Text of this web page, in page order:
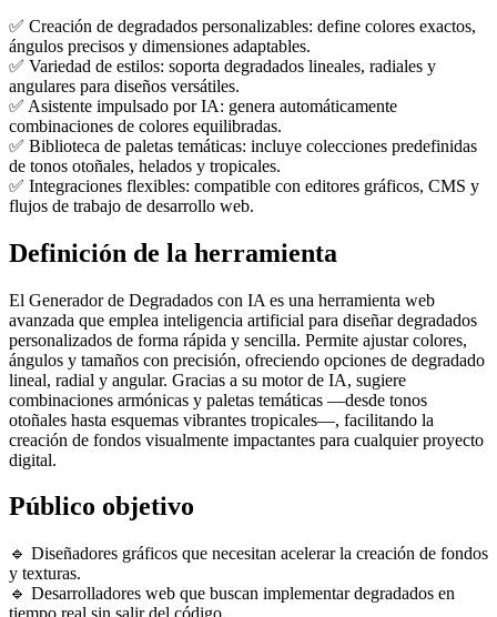
✅ Creación de degradados personalizables: define colores exactos,
ángulos precisos y dimensiones adaptables.
✅ Variedad de estilos: soporta degradados lineales, radiales y
angulares para diseños versátiles.
✅ Asistente impulsado por IA: genera automáticamente
combinaciones de colores equilibradas.
✅ Biblioteca de paletas temáticas: incluye colecciones predefinidas
de tonos otoñales, helados y tropicales.
✅ Integraciones flexibles: compatible con editores gráficos, CMS y
flujos de trabajo de desarrollo web.
Definición de la herramienta
El Generador de Degradados con IA es una herramienta web
avanzada que emplea inteligencia artificial para diseñar degradados
personalizados de forma rápida y sencilla. Permite ajustar colores,
ángulos y tamaños con precisión, ofreciendo opciones de degradado
lineal, radial y angular. Gracias a su motor de IA, sugiere
combinaciones armónicas y paletas temáticas —desde tonos
otoñales hasta esquemas vibrantes tropicales—, facilitando la
creación de fondos visualmente impactantes para cualquier proyecto
digital.
Público objetivo
🔹 Diseñadores gráficos que necesitan acelerar la creación de fondos
y texturas.
🔹 Desarrolladores web que buscan implementar degradados en